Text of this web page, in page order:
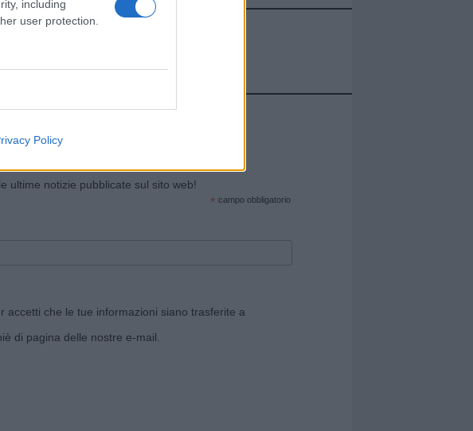
including
user protection.
Policy
ultime notizie pubblicate sul sito web!
* campo obbligatorio
accetti che le tue informazioni siano trasferite a
di pagina delle nostre e-mail.